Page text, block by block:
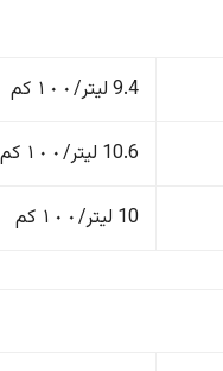
9.4 لیتر/١٠٠ کم
10.6 لیتر/١٠٠ کم
10 لیتر/١٠٠ کم